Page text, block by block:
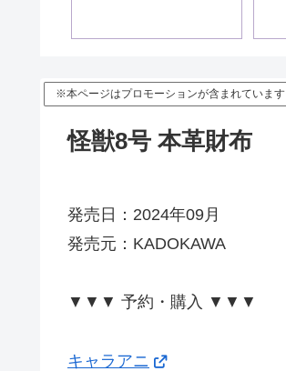
※本ページはプロモーションが含まれています
怪獣8号 本革財布
発売日：2024年09月
発売元：KADOKAWA
▼▼▼ 予約・購入 ▼▼▼
キャラアニ